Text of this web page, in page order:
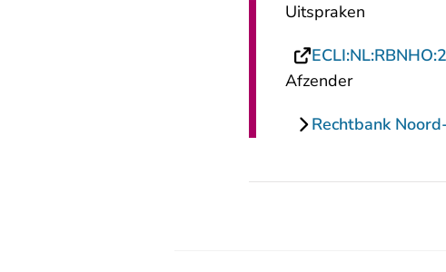
Uitspraken
Afzender
Rechtbank